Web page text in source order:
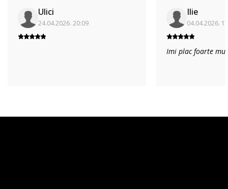
Ulici
24.04.2026. 20:09
Ilie
04.04.2026.
Imi plac foarte